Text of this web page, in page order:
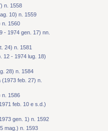
n. 1558
10) n. 1559
n. 1560
- 1974 gen. 17) nn.
24) n. 1581
12 - 1974 lug. 18)
28) n. 1584
feb. 27) n.
n. 1586
feb. 10 e s.d.)
gen. 1) n. 1592
mag.) n. 1593